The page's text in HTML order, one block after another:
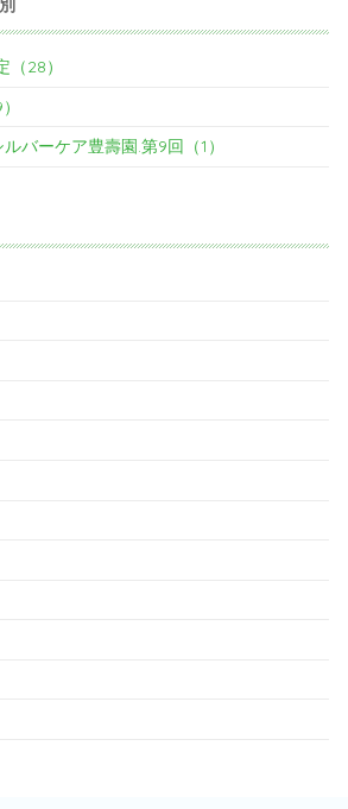
28）
バーケア豊壽園.第9回（1）